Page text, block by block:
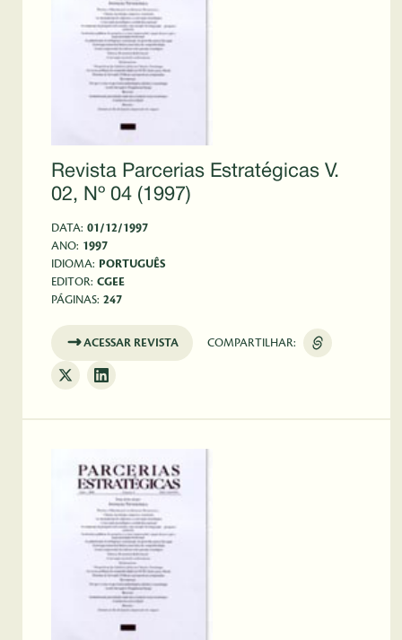
Revista Parcerias Estratégicas V.
02, Nº 04 (1997)
DATA: 01/12/1997
ANO: 1997
IDIOMA: PORTUGUÊS
EDITOR: CGEE
PÁGINAS: 247
ACESSAR REVISTA COMPARTILHAR: